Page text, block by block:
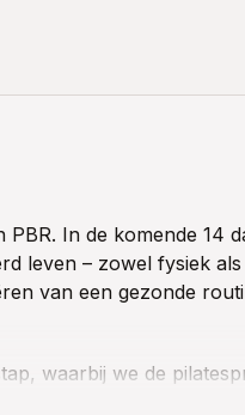
In de komende 14
leven – zowel fysiek
van een gezonde
waarbij we de
je energie te